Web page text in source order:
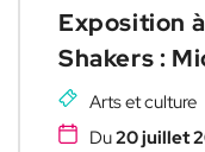
Exposition
Shakers :
Arts et culture
Du20 juillet